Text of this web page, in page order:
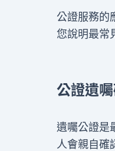
公證服務的
您說明最常
公證遺
遺囑公證是
人會親自確